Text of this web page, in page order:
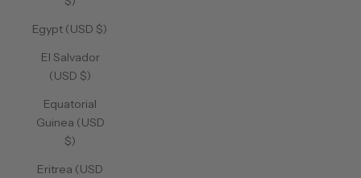
Egypt (USD $)
El Salvador
(USD $)
Equatorial
Guinea (USD
$)
Eritrea (USD